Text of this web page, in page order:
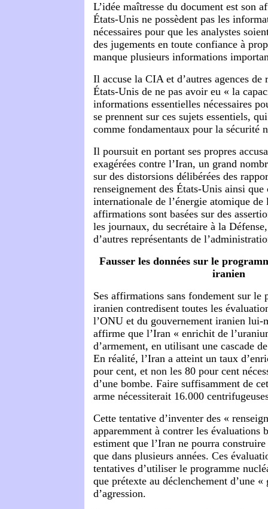
L’idée maîtresse du document est son
États-Unis ne possèdent pas les
nécessaires pour que les analystes
des jugements en toute confiance à
manque plusieurs informations
Il accuse la CIA et d’autres agences de
États-Unis de ne pas avoir eu « la
informations essentielles nécessaires
se prennent sur ces sujets essentiels,
comme fondamentaux pour la sécurité
Il poursuit en portant ses propres
exagérées contre l’Iran, un grand
sur des distorsions délibérées des
renseignement des États-Unis ainsi que
internationale de l’énergie atomique de
affirmations sont basées sur des
les journaux, du secrétaire à la
d’autres représentants de
Fausser les données sur le
iranien
Ses affirmations sans fondement sur le
iranien contredisent toutes les
l’ONU et du gouvernement iranien
affirme que l’Iran « enrichit de
d’armement, en utilisant une cascade
En réalité, l’Iran a atteint un taux
pour cent, et non les 80 pour cent
d’une bombe. Faire suffisamment de
arme nécessiterait 16.000
Cette tentative d’inventer des «
apparemment à contrer les évaluations
estiment que l’Iran ne pourra construire
que dans plusieurs années. Ces
tentatives d’utiliser le programme
que prétexte au déclenchement d’une
d’agression.